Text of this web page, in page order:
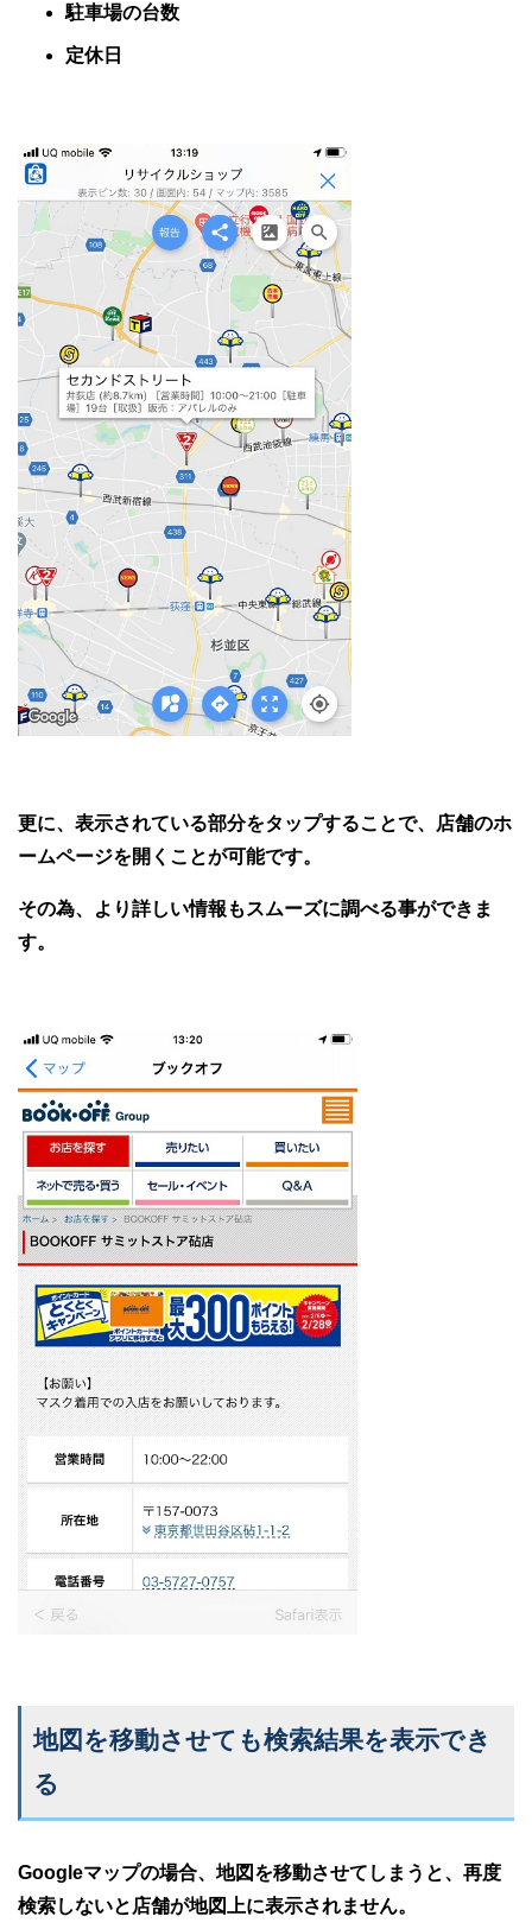
駐車場の台数
定休日
更に、表示されている部分をタップすることで、店舗のホ
ームページを開くことが可能です。
その為、より詳しい情報もスムーズに調べる事ができま
す。
地図を移動させても検索結果を表示でき
る
Googleマップの場合、地図を移動させてしまうと、再度
検索しないと店舗が地図上に表示されません。